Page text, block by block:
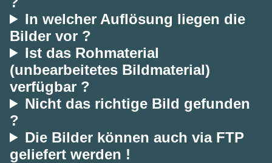
In welcher Auflösung liegen die
Bilder vor ?
Ist das Rohmaterial
(unbearbeitetes Bildmaterial)
verfügbar ?
Nicht das richtige Bild gefunden
?
Die Bilder können auch via FTP
geliefert werden !